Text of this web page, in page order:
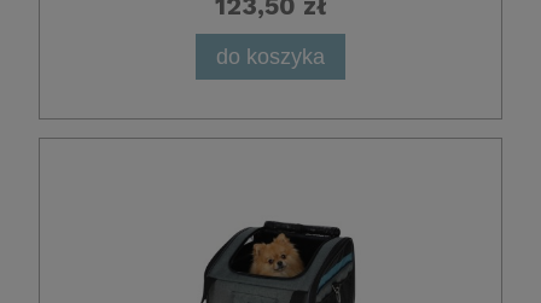
do koszyka